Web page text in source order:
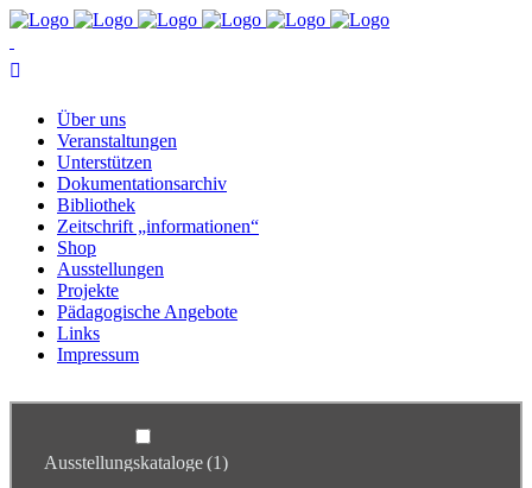
Über uns
Ver­an­stal­tun­gen
Un­ter­stüt­zen
Do­ku­men­ta­ti­ons­ar­chiv
Bi­blio­thek
Zeit­schrift „in­for­ma­tio­nen“
Shop
Aus­stel­lun­gen
Pro­jek­te
Päd­ago­gi­sche Angebote
Links
Im­pres­sum
Ausstellungskataloge(1)